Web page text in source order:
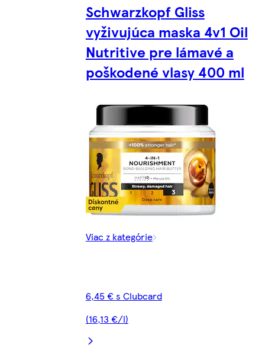
Schwarzkopf Gliss
vyživujúca maska 4v1 Oil
Nutritive pre lámavé a
poškodené vlasy 400 ml
Viac z kategórie
6,45 € s Clubcard
(16,13 €/l)